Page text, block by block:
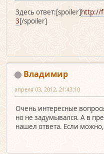
Здесь ответ:[spoiler]http://
3[/spoiler]
Владимир
апреля 03, 2012, 21:43:10
Очень интересные
но не задумывался. А в
нашел ответа. Если